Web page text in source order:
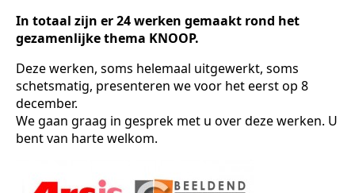
In totaal zijn er 24 werken gemaakt rond het
gezamenlijke thema KNOOP.
Deze werken, soms helemaal uitgewerkt, soms
schetsmatig, presenteren we voor het eerst op 8
december.
We gaan graag in gesprek met u over deze werken. U
bent van harte welkom.